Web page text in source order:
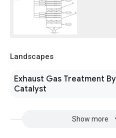
Landscapes
Exhaust Gas Treatment
Catalyst
Show more